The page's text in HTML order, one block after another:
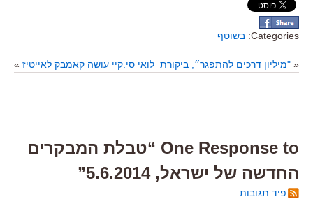
Categories: בשוטף
« "מיליון דרכים להתפגר״, ביקורת לואי סי.קיי עושה קאמבק לאייטיז »
One Response to “טבלת המבקרים
החדשה של ישראל, 5.6.2014”
פיד תגובות